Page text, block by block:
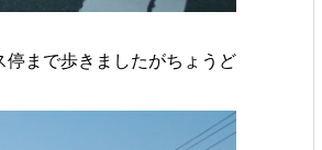
まで歩きましたがちょうど